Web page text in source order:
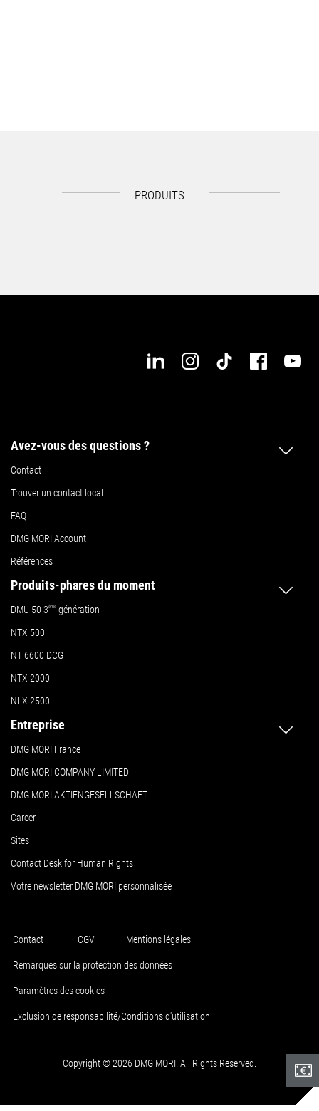
PRODUITS
Avez-vous des questions ?
Contact
Trouver un contact local
FAQ
DMG MORI Account
Références
Produits-phares du moment
DMU 50 3ème génération
NTX 500
NT 6600 DCG
NTX 2000
NLX 2500
Entreprise
DMG MORI France
DMG MORI COMPANY LIMITED
DMG MORI AKTIENGESELLSCHAFT
Career
Sites
Contact Desk for Human Rights
Votre newsletter DMG MORI personnalisée
Contact CGV Mentions légales
Remarques sur la protection des données
Paramètres des cookies
Exclusion de responsabilité/Conditions d'utilisation
Copyright © 2026 DMG MORI. All Rights Reserved.